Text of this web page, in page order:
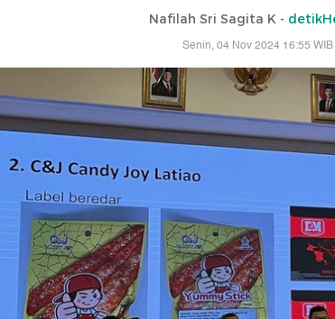
Nafilah Sri Sagita K -
Senin, 04 Nov 2024 16:55 WIB